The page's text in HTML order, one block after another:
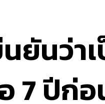
ยันว่า
7 ปีก่